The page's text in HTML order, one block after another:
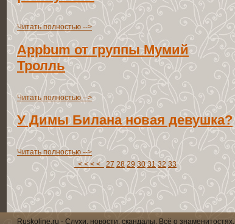
Читать полноcтью -->
Appbum от группы Мумий
Тролль
Читать полноcтью -->
У Димы Билaна новaя девушка?
Читать полноcтью -->
< < < < 27 28 29 30 31 32 33
Ruskoline.ru - Слухи, новоcти, cкандалы. Всё о знаменитоcтях.